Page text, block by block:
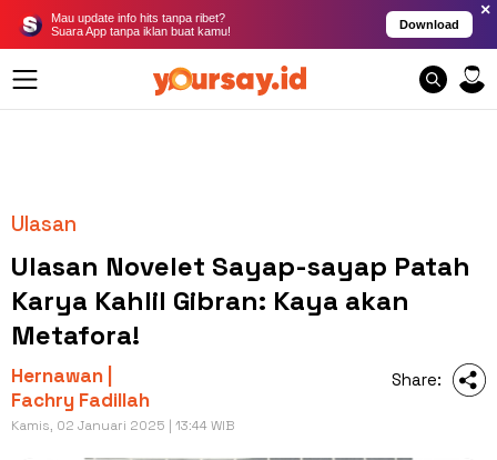
Mau update info hits tanpa ribet?
Suara App tanpa iklan buat kamu!
Download
×
Ulasan
Ulasan Novelet Sayap-sayap Patah
Karya Kahlil Gibran: Kaya akan
Metafora!
Hernawan |
Fachry Fadillah
Kamis, 02 Januari 2025 | 13:44 WIB
Share: